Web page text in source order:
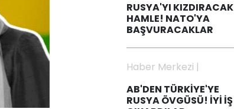
RUSYA'YI KIZDIRACAK
HAMLE! NATO'YA
BAŞVURACAKLAR
Haber Merkezi |
AB'DEN TÜRKİYE'YE
RUSYA ÖVGÜSÜ! İYİ İŞ